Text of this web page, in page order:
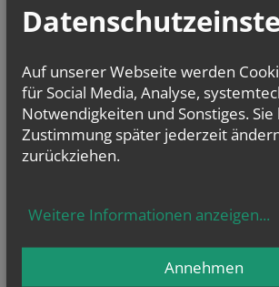
1 - SEGNUNG des OSTERFEUERS - Ostern 2020 im
alle Einträge anzeigen
Auf unserer Webseite werden
für Social Media, Analyse,
Notwendigkeiten und Sonstiges.
Zustimmung später jederzeit
zurückziehen.
Weitere Informationen anzeigen...
Annehmen